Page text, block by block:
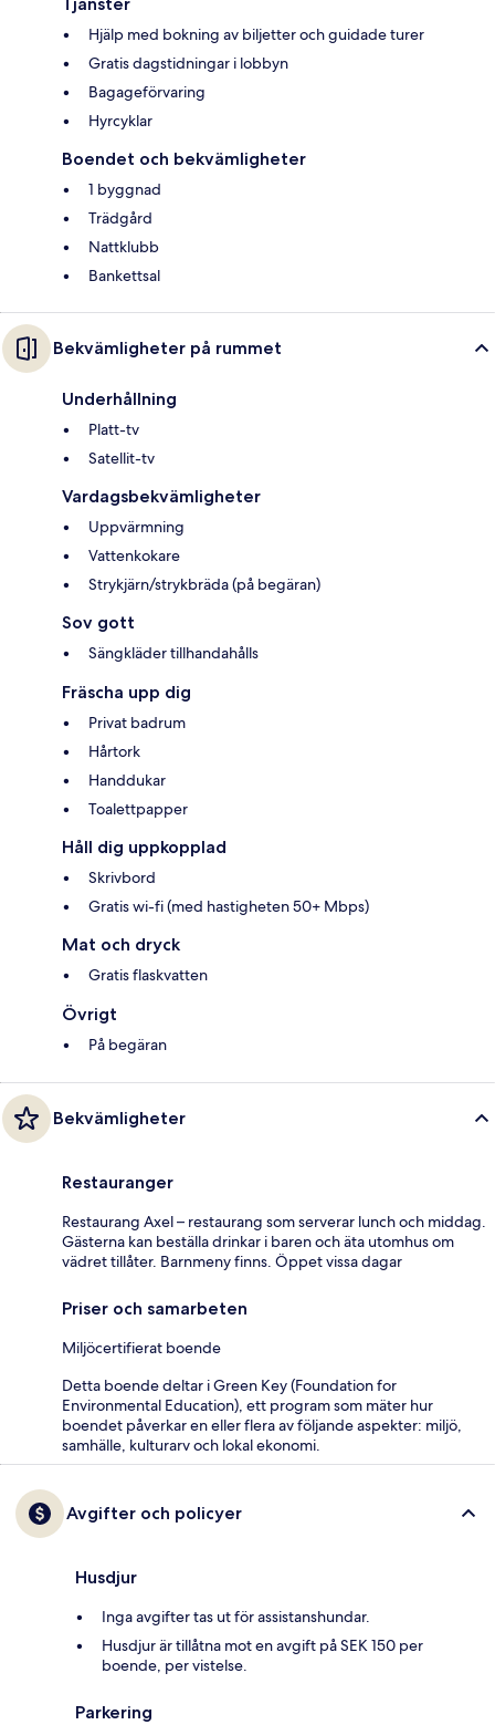
Hjälp med bokning av biljetter och guidade turer
Gratis dagstidningar i lobbyn
Bagageförvaring
Hyrcyklar
Boendet och bekvämligheter
1 byggnad
Trädgård
Nattklubb
Bankettsal
Bekvämligheter på rummet
Underhållning
Platt-tv
Satellit-tv
Vardagsbekvämligheter
Uppvärmning
Vattenkokare
Strykjärn/strykbräda (på begäran)
Sov gott
Sängkläder tillhandahålls
Fräscha upp dig
Privat badrum
Hårtork
Handdukar
Toalettpapper
Håll dig uppkopplad
Skrivbord
Gratis wi-fi (med hastigheten 50+ Mbps)
Mat och dryck
Gratis flaskvatten
Övrigt
På begäran
Bekvämligheter
Restauranger
Restaurang Axel – restaurang som serverar lunch och middag.
Gästerna kan beställa drinkar i baren och äta utomhus om
vädret tillåter. Barnmeny finns. Öppet vissa dagar
Priser och samarbeten
Miljöcertifierat boende
Detta boende deltar i Green Key (Foundation for
Environmental Education), ett program som mäter hur
boendet påverkar en eller flera av följande aspekter: miljö,
samhälle, kulturarv och lokal ekonomi.
Avgifter och policyer
Husdjur
Inga avgifter tas ut för assistanshundar.
Husdjur är tillåtna mot en avgift på SEK 150 per
boende, per vistelse.
Parkering